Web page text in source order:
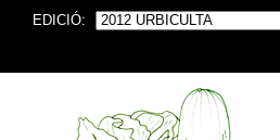
EDICIÓ: